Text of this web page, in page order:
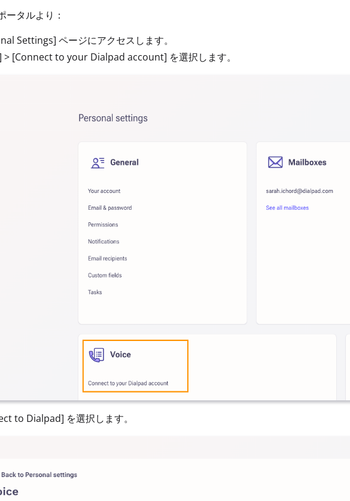
タルより：
Settings] ページにアクセスします。
> [Connect to your Dialpad account] を選択します。
to Dialpad] を選択します。